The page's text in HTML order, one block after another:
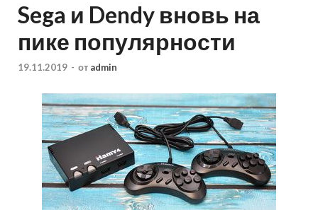
Sega и Dendy вновь на
пике популярности
19.11.2019 - от admin